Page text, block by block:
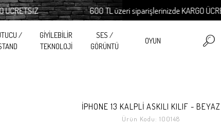
600 TL üzeri siparişlerinizde KARGO ÜCRETSİZ
/
GİYİLEBİLİR
TEKNOLOJİ
SES /
GÖRÜNTÜ
OYUN
İPHONE 13 KALPLİ ASKILI KILIF - BEYAZ
Ürün Kodu:100148